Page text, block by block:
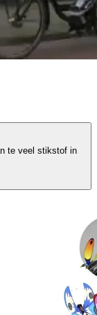
te veel stikstof in